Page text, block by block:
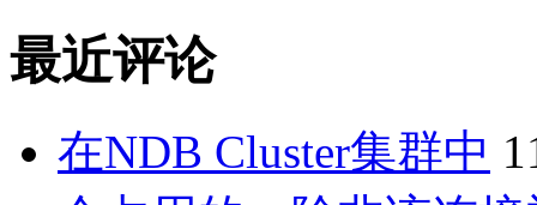
最近评论
在NDB Cluster集群中